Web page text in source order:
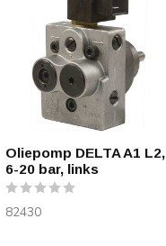
Oliepomp DELTA A1 L2,
6-20 bar, links
82430